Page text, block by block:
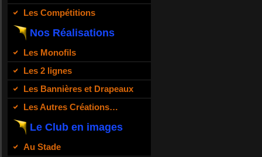
Les Compétitions
Nos Réalisations
Les Monofils
Les 2 lignes
Les Bannières et Drapeaux
Les Autres Créations…
Le Club en images
Au Stade